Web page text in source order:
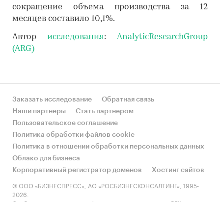
сокращение объема производства за 12
месяцев составило 10,1%.
Автор исследования: AnalyticResearchGroup
(ARG)
Заказать исследование
Обратная связь
Наши партнеры
Стать партнером
Пользовательское соглашение
Политика обработки файлов cookie
Политика в отношении обработки персональных данных
Облако для бизнеса
Корпоративный регистратор доменов
Хостинг сайтов
© ООО «БИЗНЕСПРЕСС», АО «РОСБИЗНЕСКОНСАЛТИНГ», 1995-
2026.